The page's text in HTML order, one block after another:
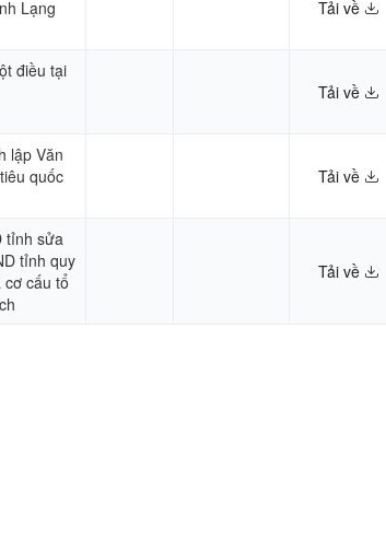
Lạng
Tải về
điều tại
Tải về
lập Văn
quốc
Tải về
tỉnh sửa
tỉnh quy
cấu tổ
Tải về